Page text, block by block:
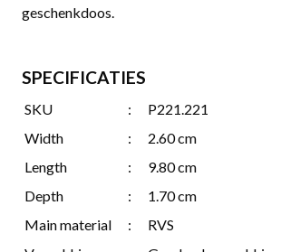
geschenkdoos.
SPECIFICATIES
SKU :
P221.221
Width
:
2.60 cm
Length
:
9.80 cm
Depth
:
1.70 cm
Main material
:
RVS